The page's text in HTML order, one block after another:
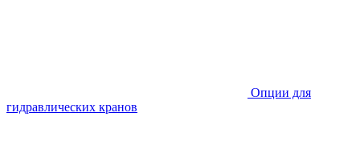
Опции для
гидравлических кранов